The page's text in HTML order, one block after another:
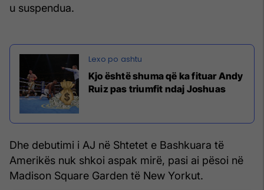
u suspendua.
Kjo është shuma që ka fituar Andy
Ruiz pas triumfit ndaj Joshuas
Dhe debutimi i AJ në Shtetet e Bashkuara të
Amerikës nuk shkoi aspak mirë, pasi ai pësoi në
Madison Square Garden të New Yorkut.